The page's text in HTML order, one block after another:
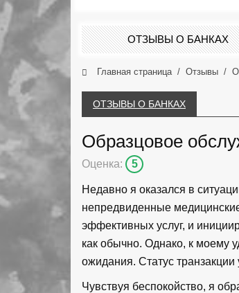
ОТЗЫВЫ О БАНКАХ
Главная страница Отзывы
ОТЗЫВЫ О БАНКАХ
Образцовое
Оценка: 5
Недавно я оказался в
непредвиденные
эффективных услуг, и
как обычно. Однако, к моему
ожидания. Статус
Чувствуя беспокойство, я